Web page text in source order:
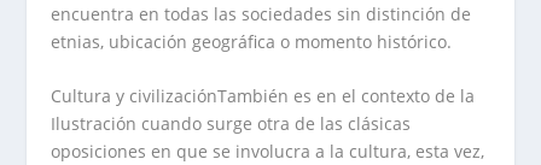
encuentra en todas las sociedades sin distinción de
etnias, ubicación geográfica o momento histórico.
Cultura y civilizaciónTambién es en el contexto de la
Ilustración cuando surge otra de las clásicas
oposiciones en que se involucra a la cultura, esta vez,